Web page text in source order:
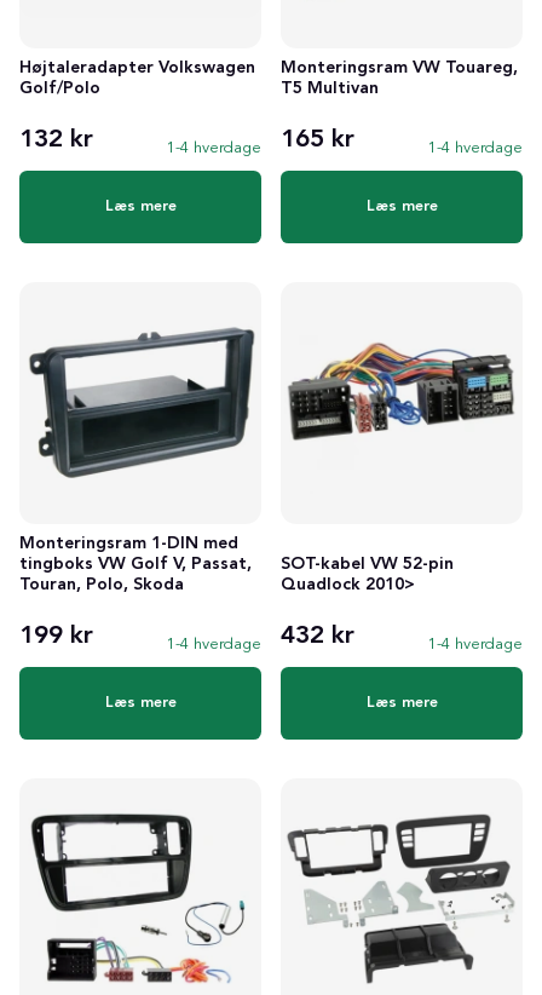
Højtaleradapter Volkswagen
Golf/Polo
132 kr 1-4 hverdage
Læs mere
Monteringsram VW Touareg,
T5 Multivan
165 kr 1-4 hverdage
Læs mere
Monteringsram 1-DIN med
tingboks VW Golf V, Passat,
Touran, Polo, Skoda
199 kr 1-4 hverdage
Læs mere
SOT-kabel VW 52-pin
Quadlock 2010>
432 kr 1-4 hverdage
Læs mere